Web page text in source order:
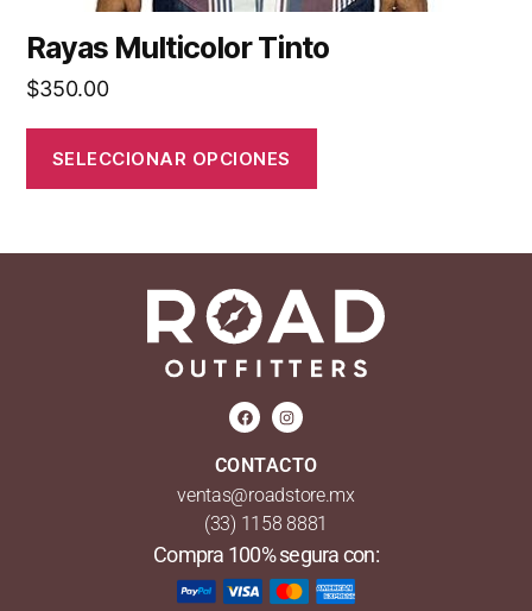
Rayas Multicolor Tinto
$350.00
SELECCIONAR OPCIONES
CONTACTO
ventas@roadstore.mx
(33) 1158 8881
Compra 100% segura con: